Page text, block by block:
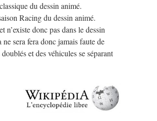
du dessin animé.
Racing du dessin animé.
n’existe donc pas dans le dessin
sera fera donc jamais faute de
et des véhicules se séparant